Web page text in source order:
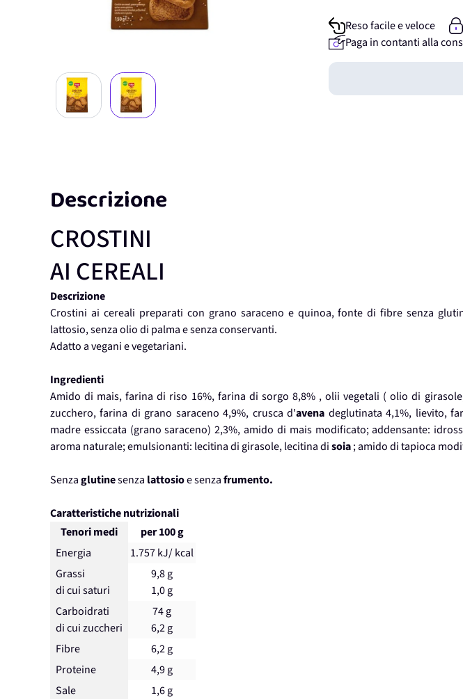
View larger imageView larger image
Reso facile e veloce
Paga in contanti alla
Guadagna
Descrizione
CROSTINI
AI CEREALI
Descrizione
Crostini ai cereali preparati con grano saraceno e quinoa, fonte di fibre senza
lattosio, senza olio di palma e senza conservanti.
Adatto a vegani e vegetariani.
Ingredienti
Amido di mais, farina di riso 16%, farina di sorgo 8,8% , olii vegetali ( olio di
zucchero, farina di grano saraceno 4,9%, crusca d'avena deglutinata 4,1%, lievito,
madre essiccata (grano saraceno) 2,3%, amido di mais modificato; addensante:
aroma naturale; emulsionanti: lecitina di girasole, lecitina disoia; amido di tapioca
Senzaglutinesenza lattosioe senzafrumento.
Caratteristiche nutrizionali
Tenori medi
per 100 g
Energia
1.757 kJ/ kcal
Grassi
di cui saturi
9,8 g
1,0 g
Carboidrati
di cui zuccheri
74 g
6,2 g
Fibre
6,2 g
Proteine
4,9 g
Sale
1,6 g